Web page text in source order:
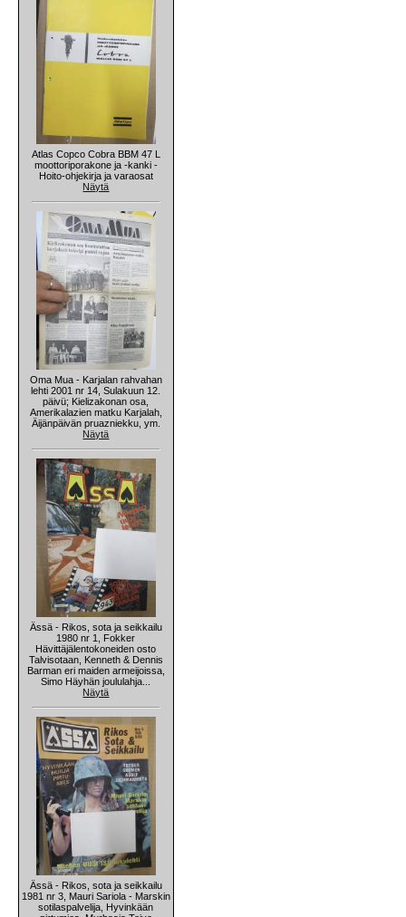
Atlas Copco Cobra BBM 47 L
moottoriporakone ja -kanki -
Hoito-ohjekirja ja varaosat
Näytä
Oma Mua - Karjalan rahvahan
lehti 2001 nr 14, Sulakuun 12.
päivü; Kielizakonan osa,
Amerikalazien matku Karjalah,
Äijänpäivän pruazniekku, ym.
Näytä
Ässä - Rikos, sota ja seikkailu
1980 nr 1, Fokker
Hävittäjälentokoneiden osto
Talvisotaan, Kenneth & Dennis
Barman eri maiden armeijoissa,
Simo Häyhän joululahja...
Näytä
Ässä - Rikos, sota ja seikkailu
1981 nr 3, Mauri Sariola - Marskin
sotilaspalvelija, Hyvinkään